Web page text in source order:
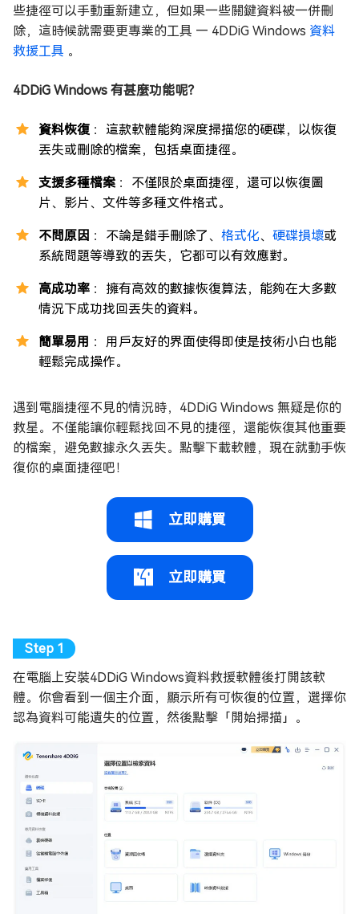
些捷徑可以手動重新建立，但如果一些關鍵資料被一併刪
除，這時候就需要更專業的工具 — 4DDiG Windows 資料
救援工具 。
4DDiG Windows 有甚麼功能呢？
資料恢復 ：這款軟體能夠深度掃描您的硬碟，以恢復
丟失或刪除的檔案，包括桌面捷徑。
支援多種檔案 ：不僅限於桌面捷徑，還可以恢復圖
片、影片、文件等多種文件格式。
不問原因 ：不論是錯手刪除了、 格式化、 硬碟損壞或
系統問題等導致的丟失，它都可以有效應對。
高成功率 ：擁有高效的數據恢復算法，能夠在大多數
情況下成功找回丟失的資料。
簡單易用 ：用戶友好的界面使得即使是技術小白也能
輕鬆完成操作。
遇到電腦捷徑不見的情況時，4DDiG Windows 無疑是你的
救星。不僅能讓你輕鬆找回不見的捷徑，還能恢復其他重要
的檔案，避免數據永久丟失。點擊下載軟體，現在就動手恢
復你的桌面捷徑吧！
立即購買
立即購買
在電腦上安裝4DDiG Windows資料救援軟體後打開該軟
體。你會看到一個主介面，顯示所有可恢復的位置，選擇你
認為資料可能遺失的位置，然後點擊「開始掃描」。